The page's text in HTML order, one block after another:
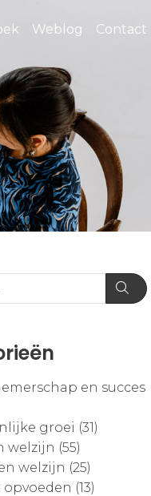
Weblog Contact
en succes
groei (31)
welzijn (55)
welzijn (25)
(13)